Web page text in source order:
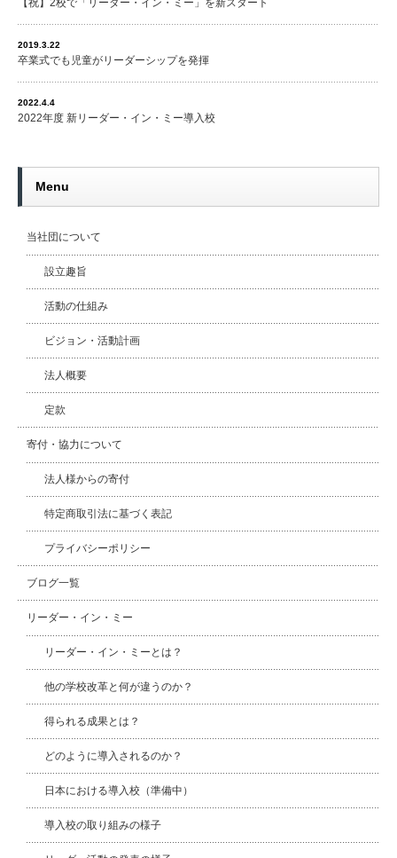
【祝】2校で「リーダー・イン・ミー」を新スタート
2019.3.22
卒業式でも児童がリーダーシップを発揮
2022.4.4
2022年度 新リーダー・イン・ミー導入校
Menu
当社団について
設立趣旨
活動の仕組み
ビジョン・活動計画
法人概要
定款
寄付・協力について
法人様からの寄付
特定商取引法に基づく表記
プライバシーポリシー
ブログ一覧
リーダー・イン・ミー
リーダー・イン・ミーとは？
他の学校改革と何が違うのか？
得られる成果とは？
どのように導入されるのか？
日本における導入校（準備中）
導入校の取り組みの様子